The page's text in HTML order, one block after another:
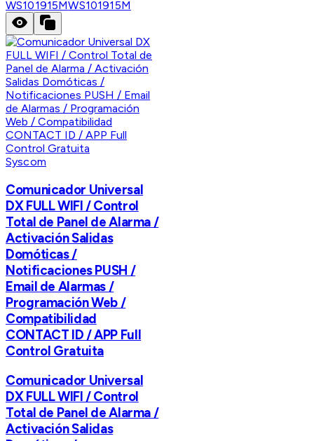
WS101915MWS101915M
Syscom
Comunicador Universal
DX FULL WIFI / Control
Total de Panel de Alarma /
Activación Salidas
Domóticas /
Notificaciones PUSH /
Email de Alarmas /
Programación Web /
Compatibilidad
CONTACT ID / APP Full
Control Gratuita
Comunicador Universal
DX FULL WIFI / Control
Total de Panel de Alarma /
Activación Salidas